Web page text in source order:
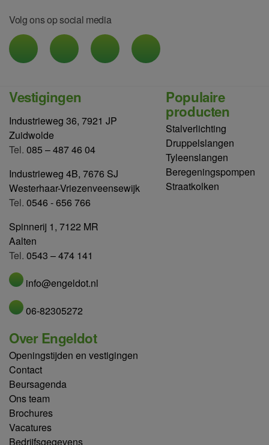
Volg ons op social media
Vestigingen
Industrieweg 36, 7921 JP
Zuidwolde
Tel. 085 – 487 46 04
Industrieweg 4B, 7676 SJ
Westerhaar-Vriezenveensewijk
Tel. 0546 - 656 766
Spinnerij 1, 7122 MR
Aalten
Tel. 0543 – 474 141
info@engeldot.nl
06-82305272
Populaire
producten
Stalverlichting
Druppelslangen
Tyleenslangen
Beregeningspompen
Straatkolken
Over Engeldot
Openingstijden en vestigingen
Contact
Beursagenda
Ons team
Brochures
Vacatures
Bedrijfsgegevens